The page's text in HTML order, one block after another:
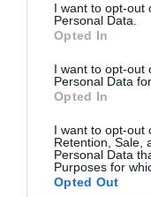
I want to opt-out
Personal Data.
Opted In
I want to opt-out
Personal Data
Opted In
I want to opt-out
Retention, Sale,
Personal Data
Purposes for
Opted Out